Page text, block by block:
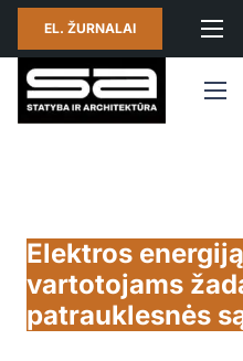
EL. ŽURNALAI
Elektros
vartotojams
patrauklesnės